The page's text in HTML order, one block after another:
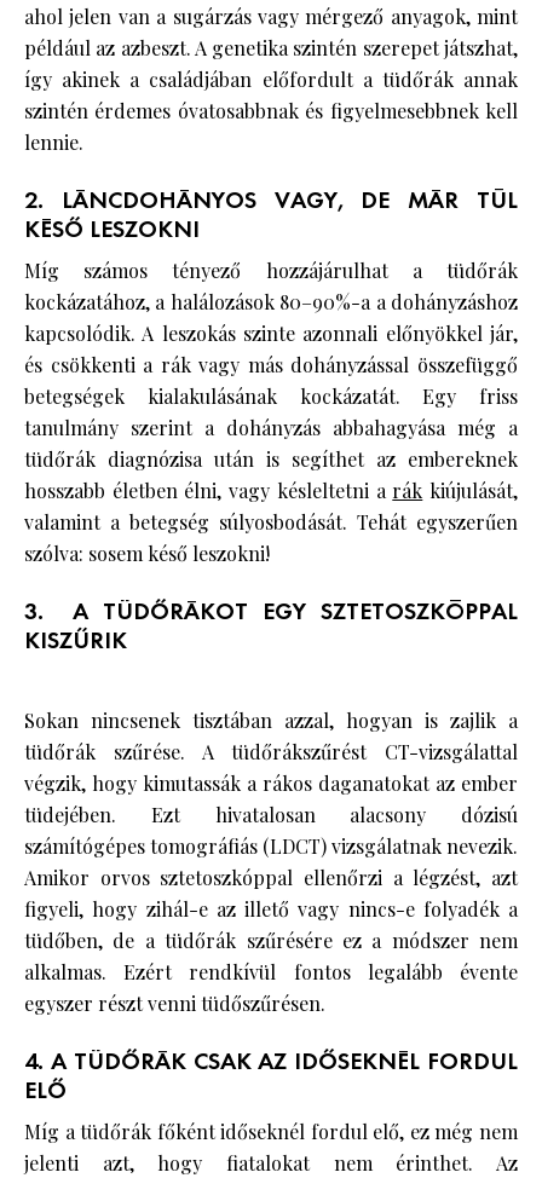
ahol jelen van a sugárzás vagy mérgező anyagok, mint
például az azbeszt. A genetika szintén szerepet játszhat,
így akinek a családjában előfordult a tüdőrák annak
szintén érdemes óvatosabbnak és figyelmesebbnek kell
lennie.
2. LÁNCDOHÁNYOS VAGY, DE MÁR TÚL
KÉSŐ LESZOKNI
Míg számos tényező hozzájárulhat a tüdőrák
kockázatához, a halálozások 80–90%-a a dohányzáshoz
kapcsolódik. A leszokás szinte azonnali előnyökkel jár,
és csökkenti a rák vagy más dohányzással összefüggő
betegségek kialakulásának kockázatát. Egy friss
tanulmány szerint a dohányzás abbahagyása még a
tüdőrák diagnózisa után is segíthet az embereknek
hosszabb életben élni, vagy késleltetni a rák kiújulását,
valamint a betegség súlyosbodását. Tehát egyszerűen
szólva: sosem késő leszokni!
3. A TÜDŐRÁKOT EGY SZTETOSZKÓPPAL
KISZŰRIK
Sokan nincsenek tisztában azzal, hogyan is zajlik a
tüdőrák szűrése. A tüdőrákszűrést CT-vizsgálattal
végzik, hogy kimutassák a rákos daganatokat az ember
tüdejében. Ezt hivatalosan alacsony dózisú
számítógépes tomográfiás (LDCT) vizsgálatnak nevezik.
Amikor orvos sztetoszkóppal ellenőrzi a légzést, azt
figyeli, hogy zihál-e az illető vagy nincs-e folyadék a
tüdőben, de a tüdőrák szűrésére ez a módszer nem
alkalmas. Ezért rendkívül fontos legalább évente
egyszer részt venni tüdőszűrésen.
4. A TÜDŐRÁK CSAK AZ IDŐSEKNÉL FORDUL
ELŐ
Míg a tüdőrák főként időseknél fordul elő, ez még nem
jelenti azt, hogy fiatalokat nem érinthet. Az